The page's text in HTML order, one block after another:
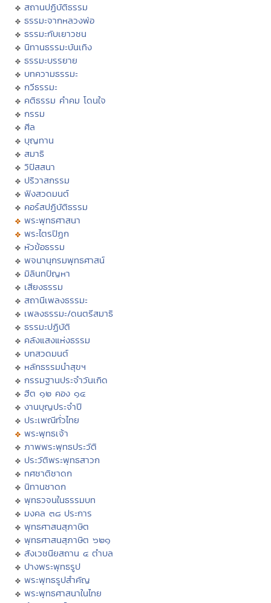
สถานปฏิบัติธรรม
ธรรมะจากหลวงพ่อ
ธรรมะกับเยาวชน
นิทานธรรมะบันเทิง
ธรรมะบรรยาย
บทความธรรมะ
กวีธรรมะ
คติธรรม คำคม โดนใจ
กรรม
ศีล
บุญทาน
สมาธิ
วิปัสสนา
ปริวาสกรรม
ฟังสวดมนต์
คอร์สปฏิบัติธรรม
พระพุทธศาสนา
พระไตรปิฏก
หัวข้อธรรม
พจนานุกรมพุทธศาสน์
มิลินทปัญหา
เสียงธรรม
สถานีเพลงธรรมะ
เพลงธรรมะ/ดนตรีสมาธิ
ธรรมะปฏิบัติ
คลังแสงแห่งธรรม
บทสวดมนต์
หลักธรรมนำสุขฯ
กรรมฐานประจำวันเกิด
ฮีต ๑๒ คอง ๑๔
งานบุญประจำปี
ประเพณีทั่วไทย
พระพุทธเจ้า
ภาพพระพุทธประวัติ
ประวัติพระพุทธสาวก
ทศชาติชาดก
นิทานชาดก
พุทธวจนในธรรมบท
มงคล ๓๘ ประการ
พุทธศาสนสุภาษิต
พุทธศาสนสุภาษิต ๖๒๑
สังเวชนียสถาน ๔ ตำบล
ปางพระพุทธรูป
พระพุทธรูปสำคัญ
พระพุทธศาสนาในไทย